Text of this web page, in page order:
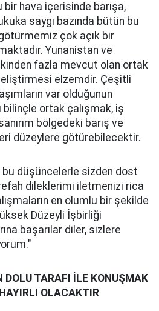
bir hava içerisinde barışa,
saygı bazında bütün bu
çok açık bir
Yunanistan ve
fazla mevcut olan ortak
elzemdir. Çeşitli
var olduğunun
bilinçle ortak çalışmak, iş
bölgedeki barış ve
düzeylere götürebilecektir.
bu düşüncelerle sizden dost
dileklerimi iletmenizi rica
en olumlu bir şekilde
Düzeyli İşbirliği
başarılar diler, sizlere
DOLU TARAFI İLE KONUŞMAK
OLACAKTIR